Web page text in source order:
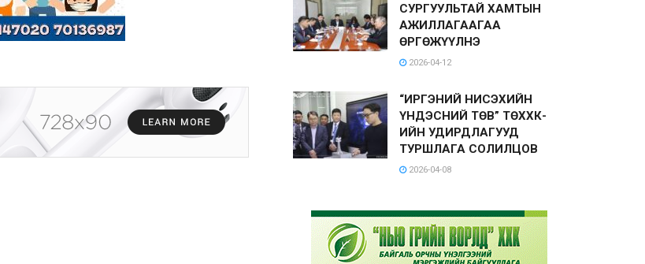
СУРГУУЛЬТАЙ ХАМТЫН
АЖИЛЛАГААГАА
ӨРГӨЖҮҮЛНЭ
2026-04-12
“ИРГЭНИЙ НИСЭХИЙН
ҮНДЭСНИЙ ТӨВ” ТӨХХК-
ИЙН УДИРДЛАГУУД
ТУРШЛАГА СОЛИЛЦОВ
2026-04-08